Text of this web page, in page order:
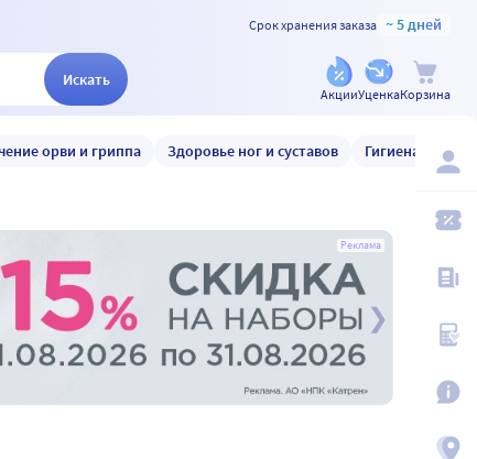
Срок хранения заказа ~ 5 дней
Искать
АкцииУценкаКорзина
орви и гриппа Здоровье ног и суставов Гигиена и уход
Реклама